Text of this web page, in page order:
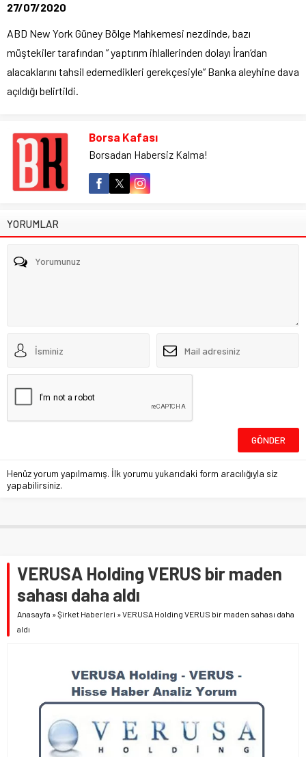
27/07/2020
ABD New York Güney Bölge Mahkemesi nezdinde, bazı
müştekiler tarafından ” yaptırım ihlallerinden dolayı İran’dan
alacaklarını tahsil edemedikleri gerekçesiyle” Banka aleyhine dava
açıldığı belirtildi.
Borsa Kafası
Borsadan Habersiz Kalma!
YORUMLAR
Henüz yorum yapılmamış. İlk yorumu yukarıdaki form aracılığıyla siz
yapabilirsiniz.
VERUSA Holding VERUS bir maden
sahası daha aldı
Anasayfa »Şirket Haberleri »VERUSA Holding VERUS bir maden sahası daha
aldı